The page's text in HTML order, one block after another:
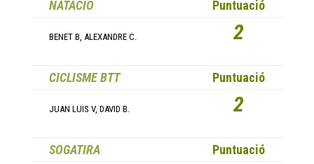
NATACIÓ Puntuació
BENET B, ALEXANDRE C. 2
CICLISME BTT Puntuació
JUAN LUIS V, DAVID B. 2
SOGATIRA Puntuació